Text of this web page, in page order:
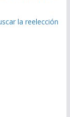
la reelección